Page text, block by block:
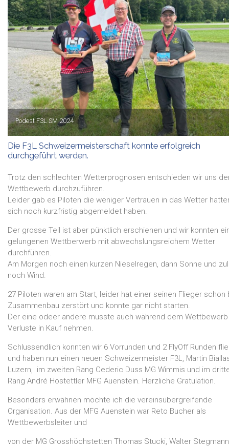
Podest F3L SM 2024
Die F3L Schweizermeisterschaft konnte erfolgreich
durchgeführt werden.
Trotz den schlechten Wetterprognosen entschieden wir uns
Wettbewerb durchzuführen.
Leider gab es Piloten die weniger Vertrauen in das Wetter
sich noch kurzfristig abgemeldet haben.
Der grosse Teil ist aber pünktlich erschienen und wir konnten
gelungenen Wettberwerb mit abwechslungsreichem Wetter
durchführen.
Am Morgen noch einen kurzen Nieselregen, dann Sonne und
noch Wind.
27 Piloten waren am Start, leider hat einer seinen Flieger schon
Zusammenbau zerstört und konnte gar nicht starten.
Der eine odeer andere musste auch während dem
Verluste in Kauf nehmen.
Schlussendlich konnten wir 6 Vorrunden und 2 FlyOff Runden
und haben nun einen neuen Schweizermeister F3L, Martin
Luzern, im zweiten Rang Cederic Duss MG Wimmis und im
Rang André Hostettler MFG Auenstein. Herzliche Gratulation.
Besonders erwähnen möchte ich die vereinsübergreifende
Organisation. Aus der MFG Auenstein war Reto Bucher als
Wettbewerbsleiter und
von der MG Grosshöchstetten Thomas Stucki, Walter Stegmann